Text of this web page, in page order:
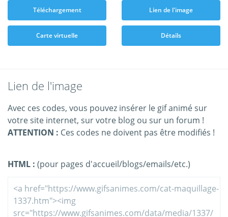
Téléchargement Lien de l'image
Carte virtuelle Détails
Lien de l'image
Avec ces codes, vous pouvez insérer le gif animé sur
votre site internet, sur votre blog ou sur un forum !
ATTENTION : Ces codes ne doivent pas être modifiés !
HTML : (pour pages d'accueil/blogs/emails/etc.)